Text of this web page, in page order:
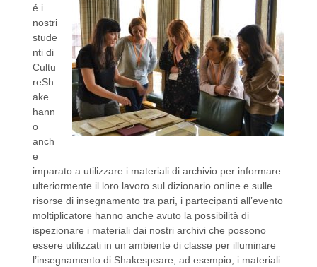
é i
nostri
stude
nti di
Cultu
reSh
ake
hann
o
anch
e
imparato a utilizzare i materiali di archivio per informare
ulteriormente il loro lavoro sul dizionario online e sulle
risorse di insegnamento tra pari, i partecipanti all’evento
moltiplicatore hanno anche avuto la possibilità di
ispezionare i materiali dai nostri archivi che possono
essere utilizzati in un ambiente di classe per illuminare
l’insegnamento di Shakespeare, ad esempio, i materiali